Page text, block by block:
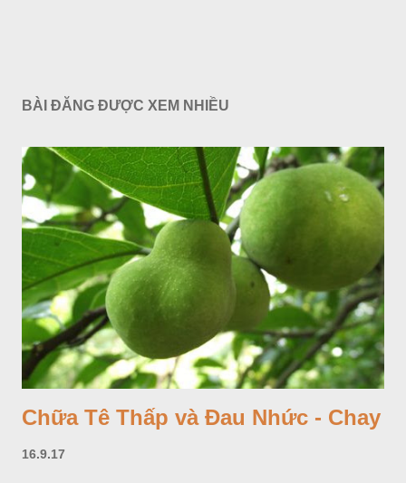
BÀI ĐĂNG ĐƯỢC XEM NHIỀU
Chữa Tê Thấp và Đau Nhức - Chay
16.9.17